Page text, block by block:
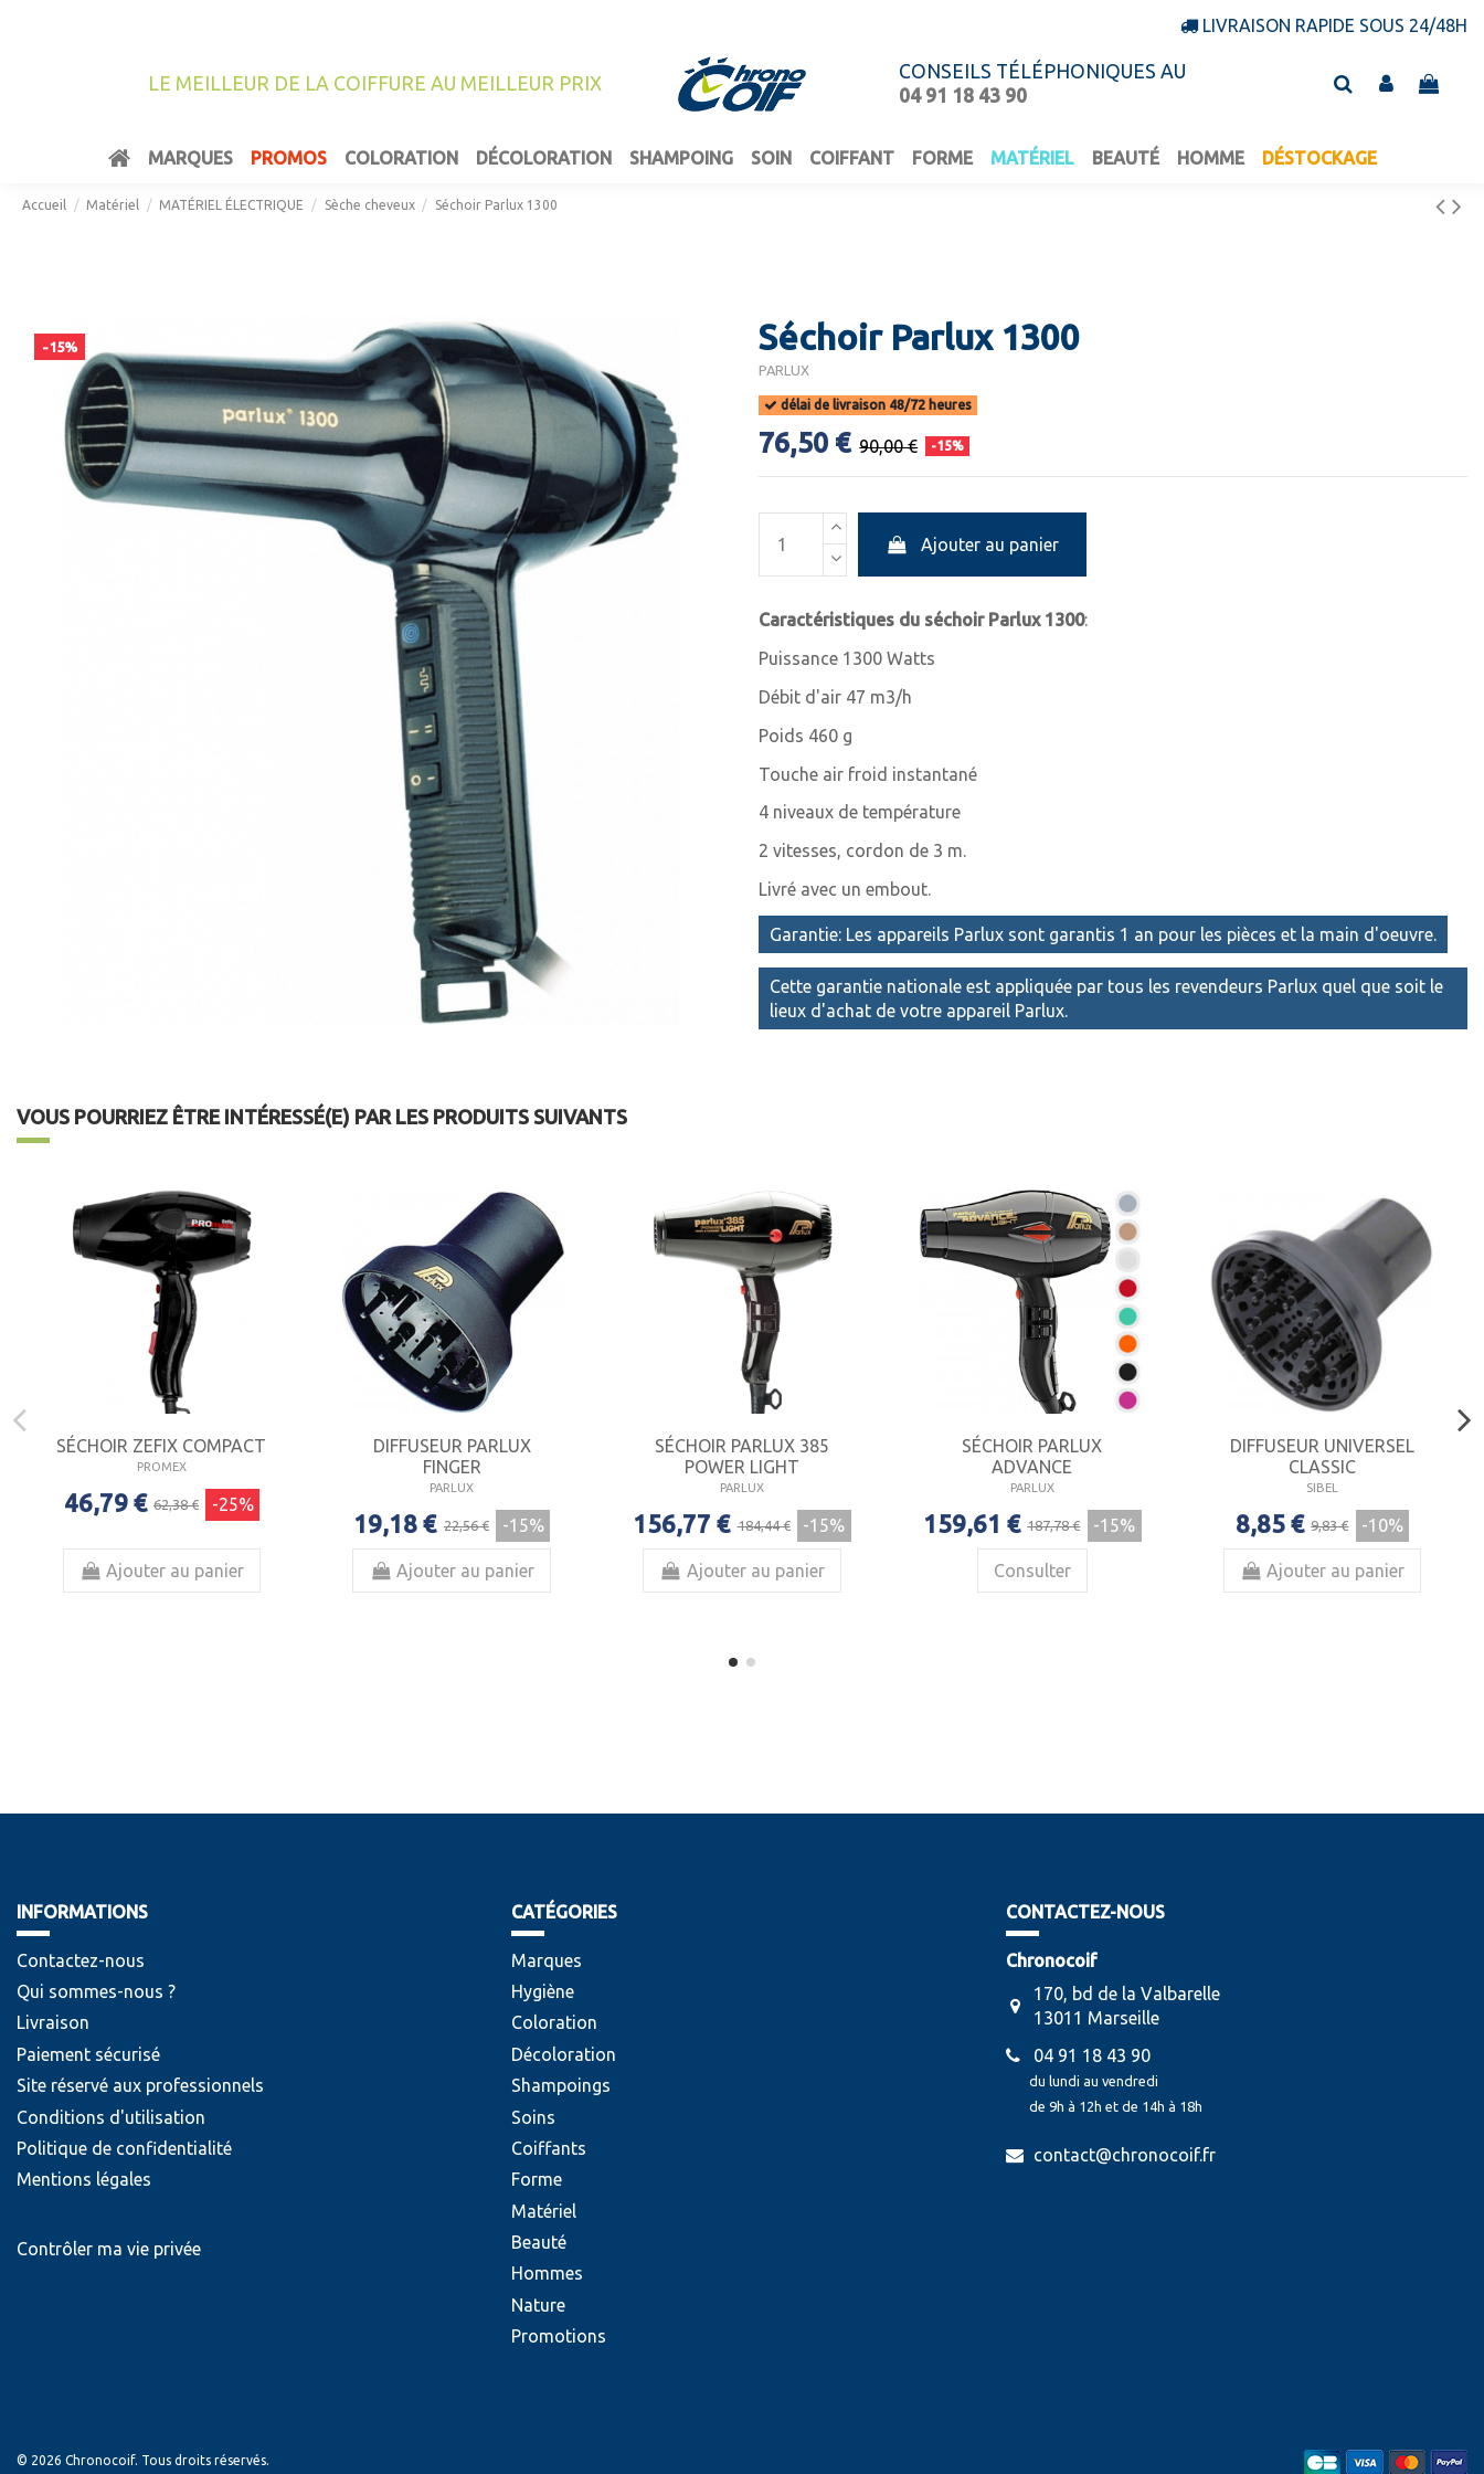
LIVRAISON RAPIDE SOUS 24/48H
LE MEILLEUR DE LA COIFFURE AU MEILLEUR PRIX
CONSEILS TÉLÉPHONIQUES AU
04 91 18 43 90
MARQUES PROMOS COLORATION DÉCOLORATION SHAMPOING SOIN COIFFANT FORME MATÉRIEL BEAUTÉ HOMME DÉSTOCKAGE
Accueil Matériel MATÉRIEL ÉLECTRIQUE Sèche cheveux Séchoir Parlux 1300
-15% Séchoir Parlux 1300
PARLUX
délai de livraison 48/72 heures
76,50 € 90,00 € -15%
Ajouter au panier
Caractéristiques du séchoir Parlux 1300:
Puissance 1300 Watts
Débit d'air 47 m3/h
Poids 460 g
Touche air froid instantané
4 niveaux de température
2 vitesses, cordon de 3 m.
Livré avec un embout.
Garantie: Les appareils Parlux sont garantis 1 an pour les pièces et la main d'oeuvre.
Cette garantie nationale est appliquée par tous les revendeurs Parlux quel que soit le
lieux d'achat de votre appareil Parlux.
VOUS POURRIEZ ÊTRE INTÉRESSÉ(E) PAR LES PRODUITS SUIVANTS
SÉCHOIR ZEFIX COMPACT
PROMEX
46,79 € 62,38 € -25%
Ajouter au panier
DIFFUSEUR PARLUX
FINGER
PARLUX
19,18 € 22,56 € -15%
Ajouter au panier
SÉCHOIR PARLUX 385
POWER LIGHT
PARLUX
156,77 € 184,44 € -15%
Ajouter au panier
SÉCHOIR PARLUX
ADVANCE
PARLUX
159,61 € 187,78 € -15%
Consulter
DIFFUSEUR UNIVERSEL
CLASSIC
SIBEL
8,85 € 9,83 € -10%
Ajouter au panier
INFORMATIONS
Contactez-nous
Qui sommes-nous ?
Livraison
Paiement sécurisé
Site réservé aux professionnels
Conditions d'utilisation
Politique de confidentialité
Mentions légales
Contrôler ma vie privée
CATÉGORIES
Marques
Hygiène
Coloration
Décoloration
Shampoings
Soins
Coiffants
Forme
Matériel
Beauté
Hommes
Nature
Promotions
CONTACTEZ-NOUS
Chronocoif
170, bd de la Valbarelle
13011 Marseille
04 91 18 43 90
du lundi au vendredi
de 9h à 12h et de 14h à 18h
contact@chronocoif.fr
© 2026 Chronocoif. Tous droits réservés.